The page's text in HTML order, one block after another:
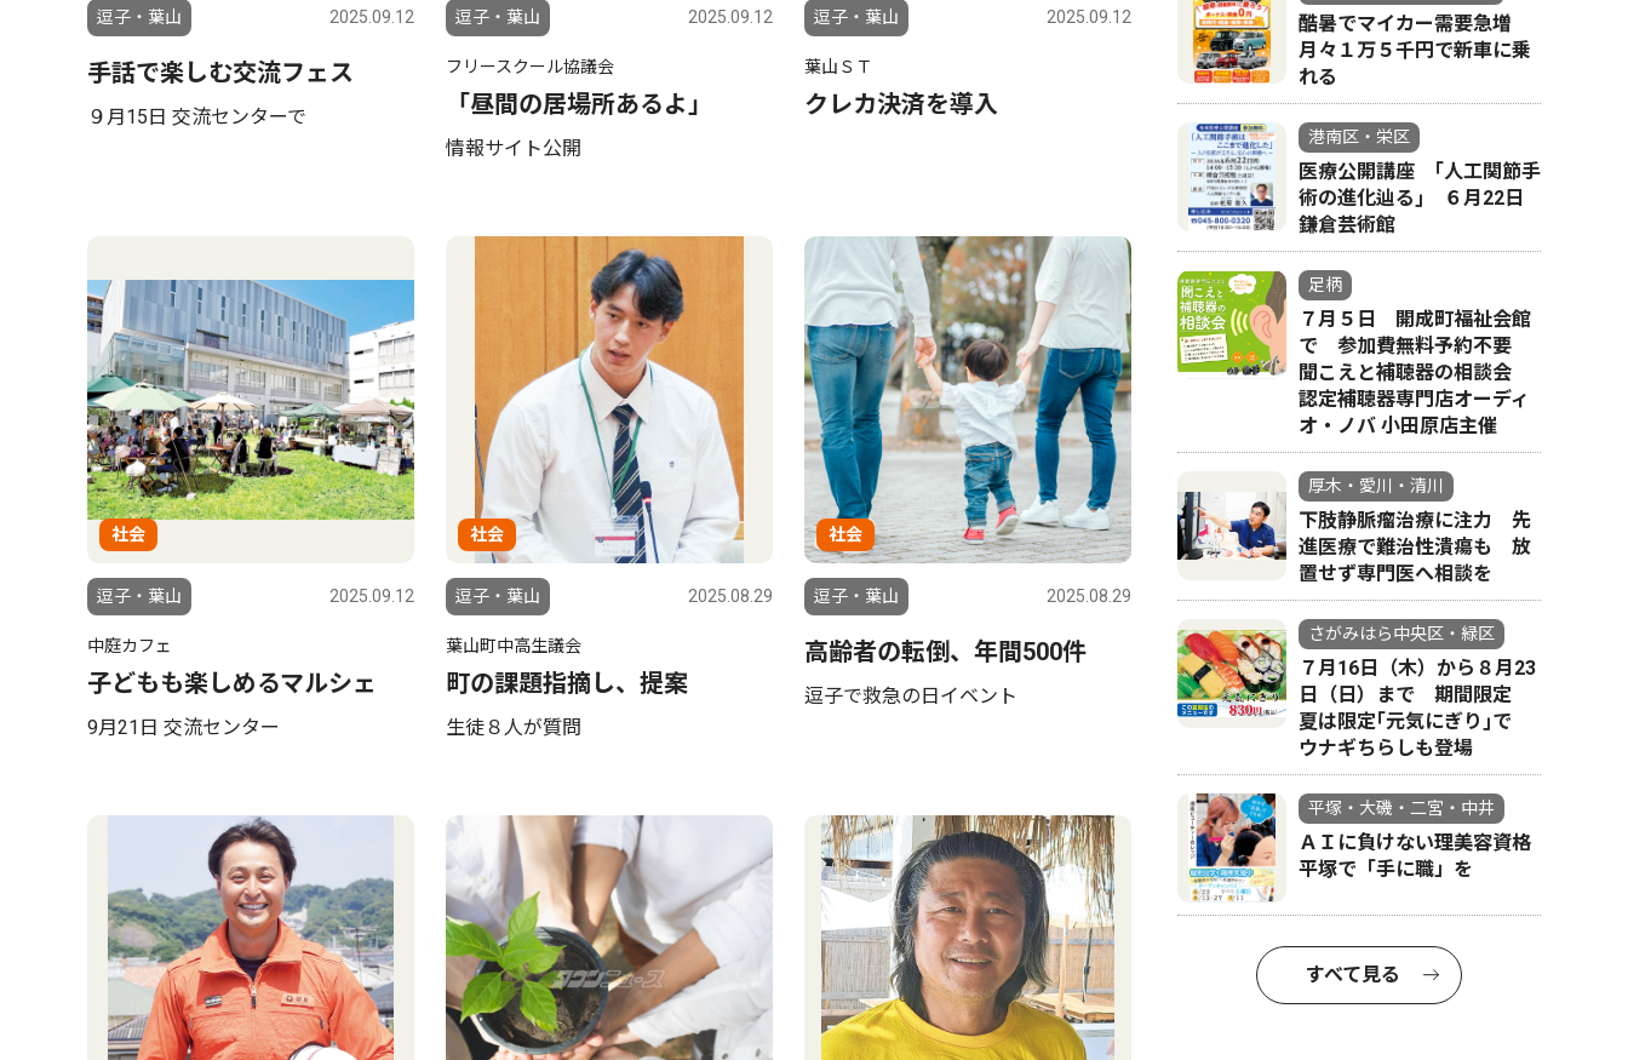
逗子・葉山 2025.09.12
手話で楽しむ交流フェス
９月15日 交流センターで
逗子・葉山 2025.09.12
フリースクール協議会
「昼間の居場所あるよ」
情報サイト公開
逗子・葉山 2025.09.12
葉山ＳＴ
クレカ決済を導入
社会
逗子・葉山 2025.09.12
中庭カフェ
子どもも楽しめるマルシェ
9月21日 交流センター
社会
逗子・葉山 2025.08.29
葉山町中高生議会
町の課題指摘し、提案
生徒８人が質問
社会
逗子・葉山 2025.08.29
高齢者の転倒、年間500件
逗子で救急の日イベント
酷暑でマイカー需要急増
月々１万５千円で新車に乗
れる
港南区・栄区
医療公開講座 ｢人工関節手
術の進化辿る｣ ６月22日
鎌倉芸術館
足柄
７月５日 開成町福祉会館
で 参加費無料予約不要
聞こえと補聴器の相談会
認定補聴器専門店オーディ
オ・ノバ 小田原店主催
厚木・愛川・清川
下肢静脈瘤治療に注力 先
進医療で難治性潰瘍も 放
置せず専門医へ相談を
さがみはら中央区・緑区
７月16日（木）から８月23
日（日）まで 期間限定
夏は限定｢元気にぎり｣で
ウナギちらしも登場
平塚・大磯・二宮・中井
ＡＩに負けない理美容資格
平塚で「手に職」を
すべて見る